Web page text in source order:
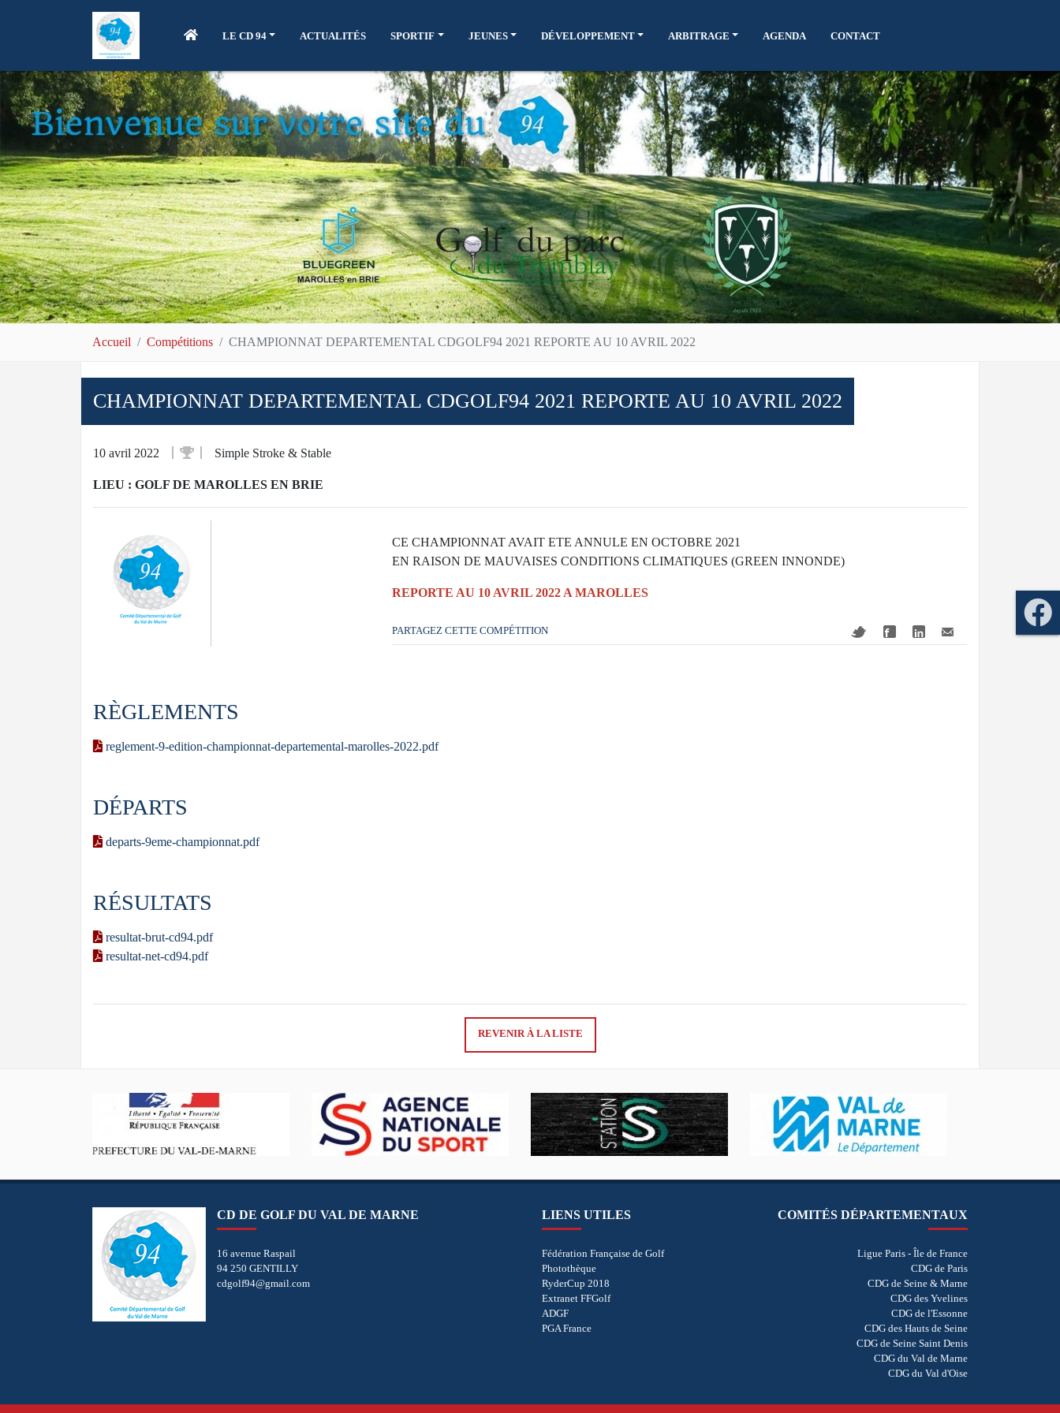
LE CD 94 ACTUALITÉS SPORTIF JEUNES DÉVELOPPEMENT ARBITRAGE AGENDA CONTACT
Accueil Compétitions CHAMPIONNAT DEPARTEMENTAL CDGOLF94 2021 REPORTE AU 10 AVRIL 2022
CHAMPIONNAT DEPARTEMENTAL CDGOLF94 2021 REPORTE AU 10 AVRIL 2022
10 avril 2022 Simple Stroke & Stable
LIEU : GOLF DE MAROLLES EN BRIE
CE CHAMPIONNAT AVAIT ETE ANNULE EN OCTOBRE 2021
EN RAISON DE MAUVAISES CONDITIONS CLIMATIQUES (GREEN INNONDE)
REPORTE AU 10 AVRIL 2022 A MAROLLES
PARTAGEZ CETTE COMPÉTITION
RÈGLEMENTS
reglement-9-edition-championnat-departemental-marolles-2022.pdf
DÉPARTS
departs-9eme-championnat.pdf
RÉSULTATS
resultat-brut-cd94.pdf
resultat-net-cd94.pdf
REVENIR À LA LISTE
CD DE GOLF DU VAL DE MARNE
16 avenue Raspail
94 250 GENTILLY
cdgolf94@gmail.com
LIENS UTILES
Fédération Française de Golf
Photothèque
RyderCup 2018
Extranet FFGolf
ADGF
PGA France
COMITÉS DÉPARTEMENTAUX
Ligue Paris - Île de France
CDG de Paris
CDG de Seine & Marne
CDG des Yvelines
CDG de l'Essonne
CDG des Hauts de Seine
CDG de Seine Saint Denis
CDG du Val de Marne
CDG du Val d'Oise